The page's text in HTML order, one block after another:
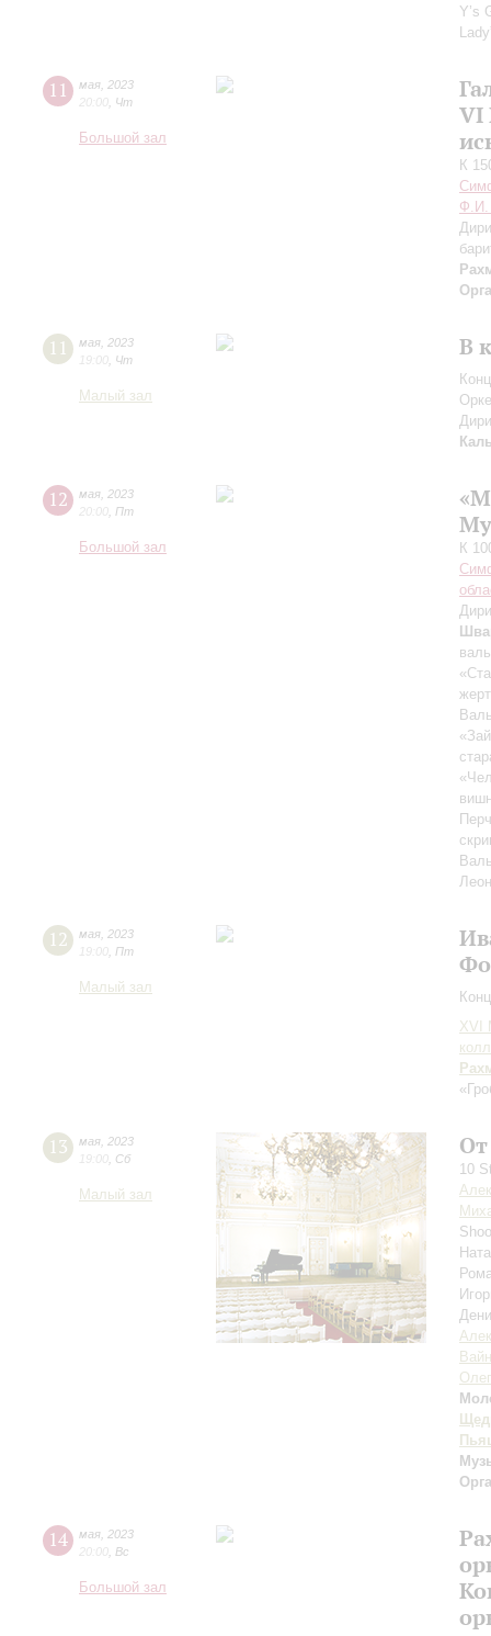
Y’s
11 мая 2023
20:00 Чт
Большой зал
VI
К
Ф.И.
11 мая 2023
19:00 Чт
Малый зал
В
12 мая 2023
20:00 Пт
Большой зал
К
12 мая 2023
19:00 Пт
Малый зал
XVI
13 мая 2023
19:00 Сб
Малый зал
10
14 мая 2023
20:00 Вс
Большой зал